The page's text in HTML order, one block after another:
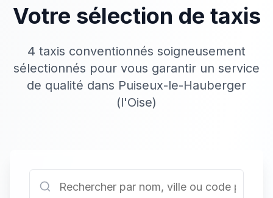
Votre sélection de taxis
4 taxis conventionnés soigneusement
sélectionnés pour vous garantir un service
de qualité dans Puiseux-le-Hauberger
(l'Oise)